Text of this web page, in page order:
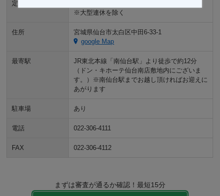
定休日
※大型連休を除く
住所
宮城県仙台市太白区中田6-33-1
google Map
最寄駅
JR東北本線「南仙台駅」より徒歩で約12分
（ドン・キホーテ仙台南店敷地内にございま
す。）※南仙台駅までお越し頂ければお迎えに
あがります
駐車場 あり
電話 022-306-4111
FAX 022-306-4112
まずは審査が通るか確認！最短15分